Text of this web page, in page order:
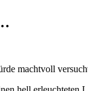
machtvoll